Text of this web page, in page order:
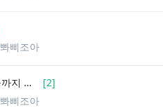
뽜삐조아
근데 나중에 어제부터 오늘까지 한 2군 던파 대 딮기 경기 보셈 [2]
뽜삐조아